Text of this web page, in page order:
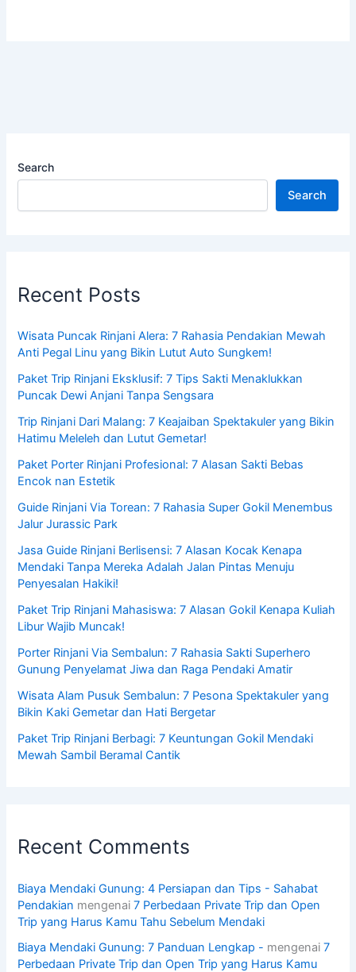
Search
Search
Recent Posts
Wisata Puncak Rinjani Alera: 7 Rahasia Pendakian Mewah
Anti Pegal Linu yang Bikin Lutut Auto Sungkem!
Paket Trip Rinjani Eksklusif: 7 Tips Sakti Menaklukkan
Puncak Dewi Anjani Tanpa Sengsara
Trip Rinjani Dari Malang: 7 Keajaiban Spektakuler yang Bikin
Hatimu Meleleh dan Lutut Gemetar!
Paket Porter Rinjani Profesional: 7 Alasan Sakti Bebas
Encok nan Estetik
Guide Rinjani Via Torean: 7 Rahasia Super Gokil Menembus
Jalur Jurassic Park
Jasa Guide Rinjani Berlisensi: 7 Alasan Kocak Kenapa
Mendaki Tanpa Mereka Adalah Jalan Pintas Menuju
Penyesalan Hakiki!
Paket Trip Rinjani Mahasiswa: 7 Alasan Gokil Kenapa Kuliah
Libur Wajib Muncak!
Porter Rinjani Via Sembalun: 7 Rahasia Sakti Superhero
Gunung Penyelamat Jiwa dan Raga Pendaki Amatir
Wisata Alam Pusuk Sembalun: 7 Pesona Spektakuler yang
Bikin Kaki Gemetar dan Hati Bergetar
Paket Trip Rinjani Berbagi: 7 Keuntungan Gokil Mendaki
Mewah Sambil Beramal Cantik
Recent Comments
Biaya Mendaki Gunung: 4 Persiapan dan Tips - Sahabat
Pendakian mengenai7 Perbedaan Private Trip dan Open
Trip yang Harus Kamu Tahu Sebelum Mendaki
Biaya Mendaki Gunung: 7 Panduan Lengkap - mengenai7
Perbedaan Private Trip dan Open Trip yang Harus Kamu